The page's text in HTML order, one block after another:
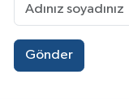
Gönder